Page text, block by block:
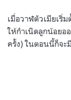
เมื่อวาฬตัวเมียเริ่
ให้กำเนิดลูกน้อยอ
ครั้ง) ในตอนนี้ก็จะ